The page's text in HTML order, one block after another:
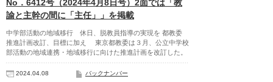
No．6412号（2024年4月8日号）2面では「教
諭と主幹の間に「主任」」を掲載
中学部活動の地域移行 休日、脱教員指導の実現を 都教委
推進計画改訂、目標に加え 東京都教委は３月、公立中学校
部活動の地域連携・地域移行に向けた推進計画を改訂した。
2024.04.08 バックナンバー